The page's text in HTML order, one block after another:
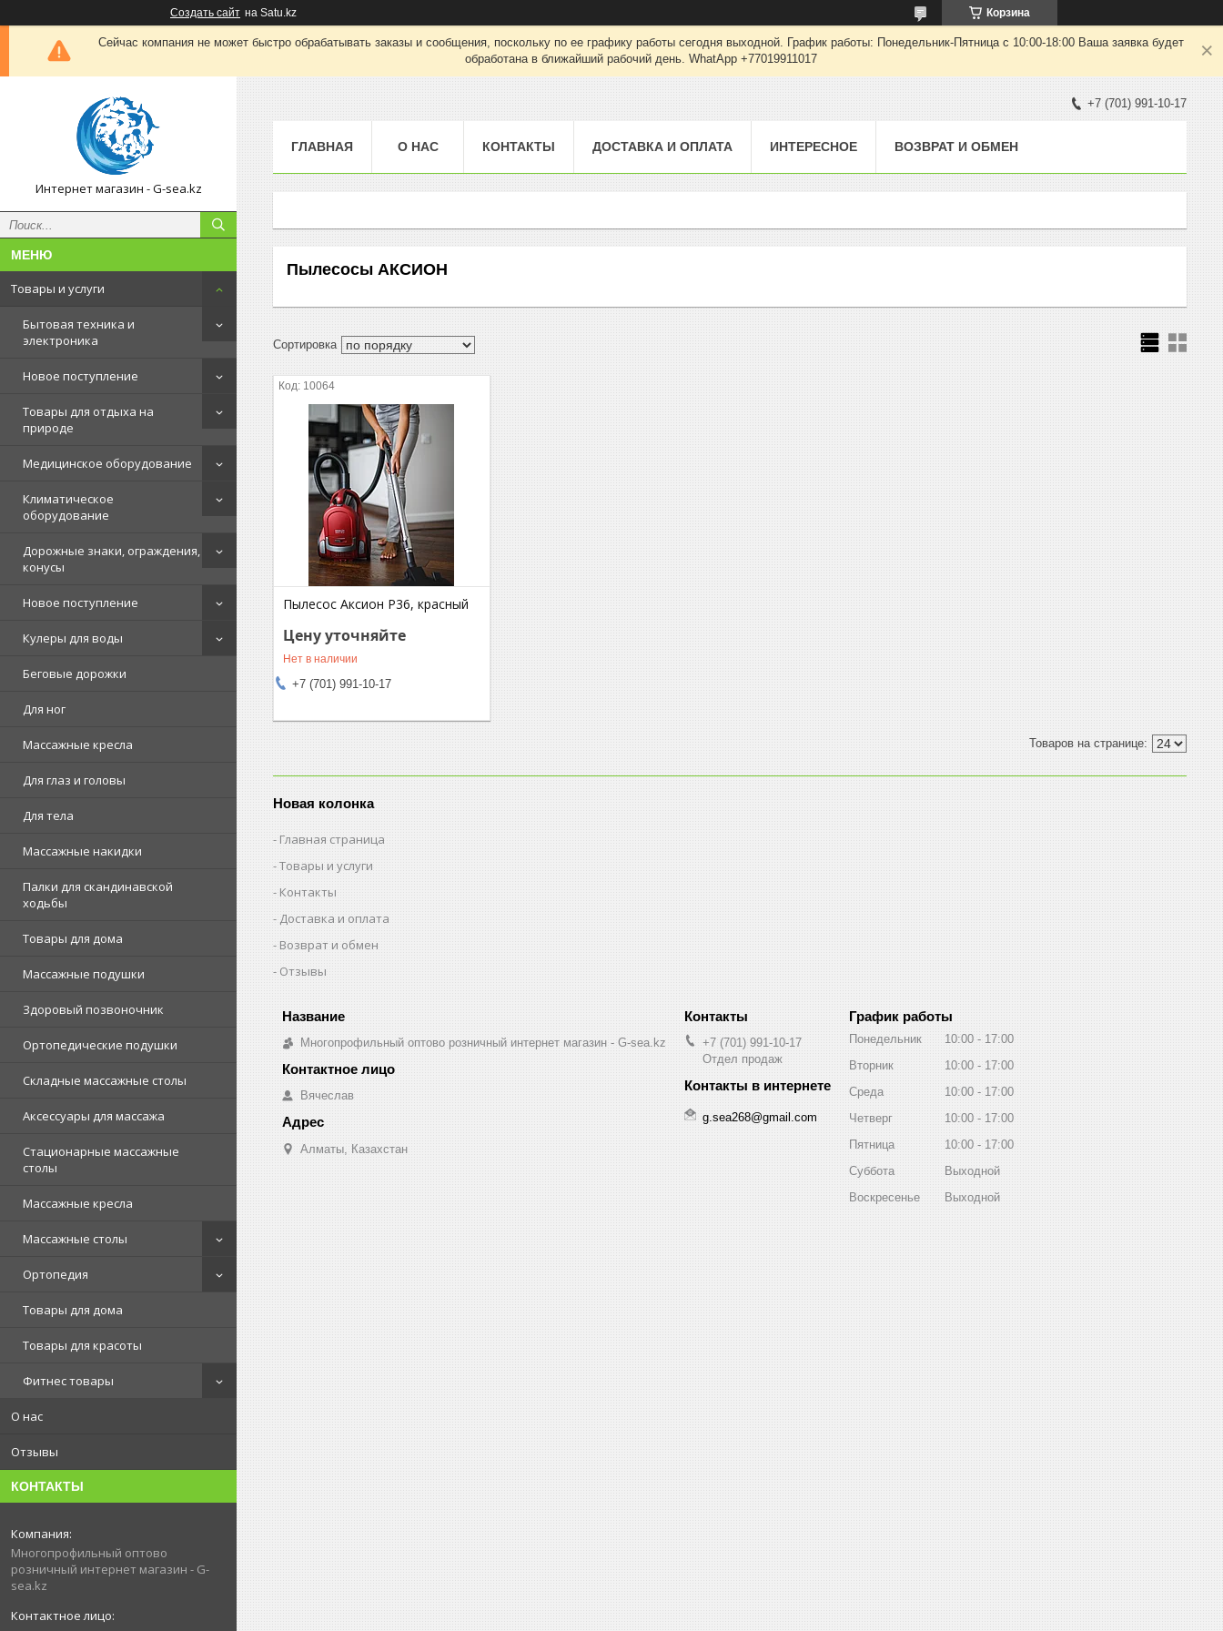
Создать сайт на Satu.kz Корзина
Сейчас компания не может быстро обрабатывать заказы и сообщения, поскольку по ее графику работы сегодня выходной. График работы: Понедельник-Пятница с 10:00-18:00 Ваша заявка будет
обработана в ближайший рабочий день. WhatApp +77019911017
Интернет магазин - G-sea.kz
Товары и услуги
Бытовая техника и
электроника
Новое поступление
Товары для отдыха на
природе
Медицинское оборудование
Климатическое
оборудование
Дорожные знаки, ограждения,
конусы
Новое поступление
Кулеры для воды
Беговые дорожки
Для ног
Массажные кресла
Для глаз и головы
Для тела
Массажные накидки
Палки для скандинавской
ходьбы
Товары для дома
Массажные подушки
Здоровый позвоночник
Ортопедические подушки
Складные массажные столы
Аксессуары для массажа
Стационарные массажные
столы
Массажные кресла
Массажные столы
Ортопедия
Товары для дома
Товары для красоты
Фитнес товары
О нас
Отзывы
КОНТАКТЫ
Многопрофильный оптово
розничный интернет магазин - G-
sea.kz
+7 (701) 991-10-17
ГЛАВНАЯ О НАС КОНТАКТЫ ДОСТАВКА И ОПЛАТА ИНТЕРЕСНОЕ ВОЗВРАТ И ОБМЕН
Пылесосы АКСИОН
10064
Пылесос Аксион P36, красный
Цену уточняйте
Нет в наличии
+7 (701) 991-10-17
Новая колонка
Главная страница
Товары и услуги
Контакты
Доставка и оплата
Возврат и обмен
Отзывы
Многопрофильный оптово розничный интернет магазин - G-sea.kz
Вячеслав
Алматы, Казахстан
+7 (701) 991-10-17
Отдел продаж
g.sea268@gmail.com
График работы
Понедельник 10:00
17:00
Вторник
10:00
17:00
Среда
10:00
17:00
Четверг
10:00
17:00
Пятница
10:00
17:00
Суббота
Выходной
Воскресенье
Выходной